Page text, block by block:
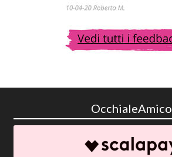
OcchialeAmico